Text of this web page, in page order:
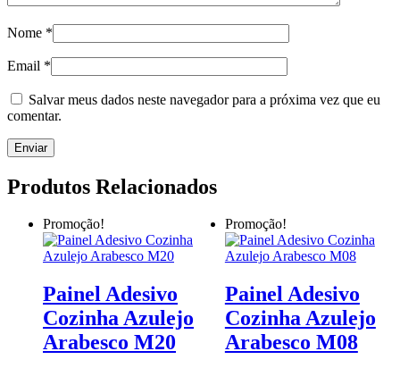
Nome *
Email *
Salvar meus dados neste navegador para a próxima vez que eu
comentar.
Produtos Relacionados
Promoção!
Painel Adesivo
Cozinha Azulejo
Arabesco M20
Promoção!
Painel Adesivo
Cozinha Azulejo
Arabesco M08